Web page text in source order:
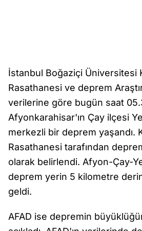
İstanbul Boğaziçi Üniversitesi
Rasathanesi ve deprem
verilerine göre bugün saat
Afyonkarahisar'ın Çay ilçesi
merkezli bir deprem yaşandı.
Rasathanesi tarafından
olarak belirlendi. Afyon-Çay-
deprem yerin 5 kilometre
geldi.
AFAD ise depremin